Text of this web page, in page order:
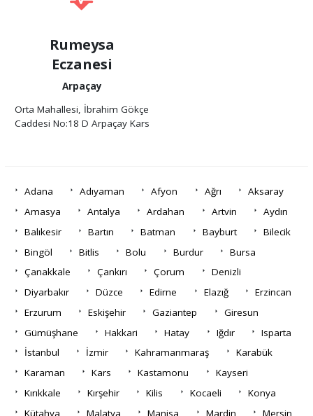
Rumeysa
Eczanesi
Arpaçay
Orta Mahallesi, İbrahim Gökçe
Caddesi No:18 D Arpaçay Kars
Adana Adıyaman Afyon Ağrı
Aksaray
Amasya
Antalya Ardahan Artvin
Aydın
Balıkesir
Bartın Batman Bayburt
Bilecik
Bingöl
Bitlis Bolu Burdur
Bursa
Çanakkale
Çankırı Çorum
Denizli
Diyarbakır
Düzce Edirne Elazığ
Erzincan
Erzurum
Eskişehir Gaziantep
Giresun
Gümüşhane
Hakkari Hatay Iğdır
Isparta
İstanbul
İzmir Kahramanmaraş
Karabük
Karaman
Kars Kastamonu
Kayseri
Kırıkkale
Kırşehir Kilis Kocaeli
Konya
Kütahya
Malatya Manisa Mardin Mersin